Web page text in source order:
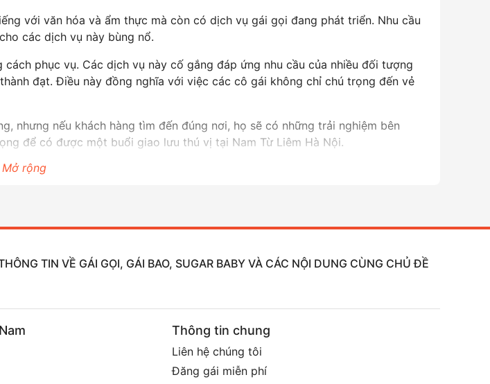
với văn hóa và ẩm thực mà còn có dịch vụ gái gọi đang phát triển. Nhu cầu
các dịch vụ này bùng nổ.
phục vụ. Các dịch vụ này cố gắng đáp ứng nhu cầu của nhiều đối tượng
đạt. Điều này đồng nghĩa với việc các cô gái không chỉ chú trọng đến vẻ
nhưng nếu khách hàng tìm đến đúng nơi, họ sẽ có những trải nghiệm bên
để có được một buổi giao lưu thú vị tại Nam Từ Liêm Hà Nội.
Mở rộng
TIN VỀ GÁI GỌI, GÁI BAO, SUGAR BABY VÀ CÁC NỘI DUNG CÙNG CHỦ ĐỀ
Thông tin chung
Liên hệ chúng tôi
Đăng gái miễn phí